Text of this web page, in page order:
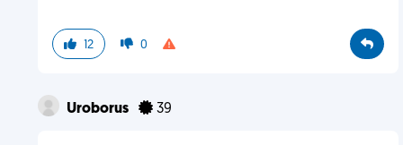
12 0
Uroborus 39